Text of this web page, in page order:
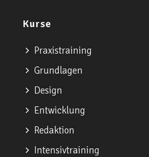
Kurse
Praxistraining
Grundlagen
Design
Entwicklung
Redaktion
Intensivtraining